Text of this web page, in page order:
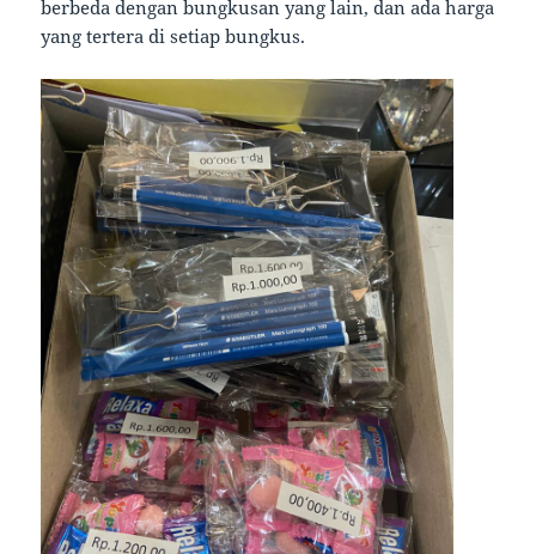
berbeda dengan bungkusan yang lain, dan ada harga
yang tertera di setiap bungkus.